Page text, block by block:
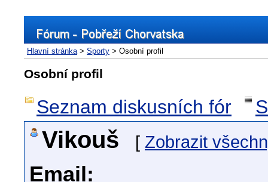
Hlavní stránka> Sporty > Osobní profil
Osobní profil
Seznam diskusních fór
Vikouš [ Zobrazit
Email: